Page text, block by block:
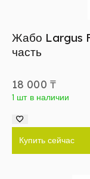
Жабо Largus
часть
18 000 ₸
1 шт в наличии
Купить сейчас